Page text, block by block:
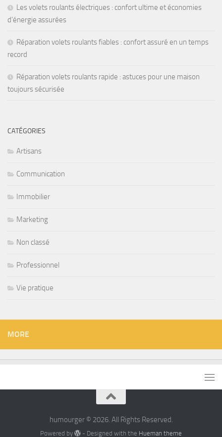
Les volets roulants électriques : confort ultime et économies
d’énergie assurées
Réparation volets roulants fiables : confort assuré en un temps
record
Réparation volets roulants rapide : astuces pour une maison
toujours sécurisée
CATÉGORIES
Artisans
Communication
Immobilier
Marketing
Non classé
Professionnel
Vie pratique
MORE
humourger © 2026. All Rights Reserved.
Powered by - Designed with the Hueman theme